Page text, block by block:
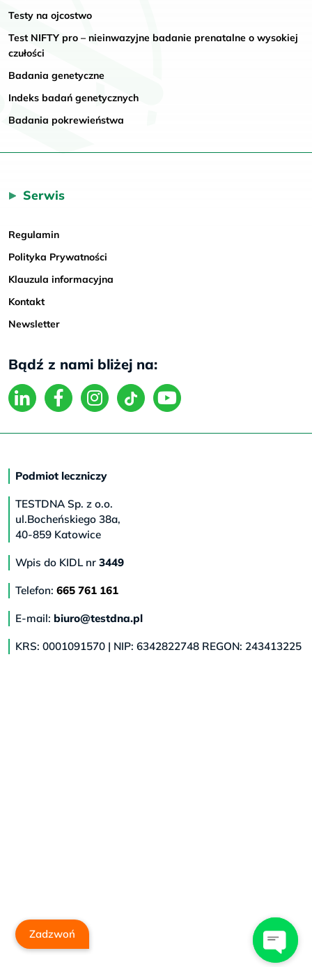
Testy na ojcostwo
Test NIFTY pro – nieinwazyjne badanie prenatalne o wysokiej
czułości
Badania genetyczne
Indeks badań genetycznych
Badania pokrewieństwa
Serwis
Regulamin
Polityka Prywatności
Klauzula informacyjna
Kontakt
Newsletter
Bądź z nami bliżej na:
Podmiot leczniczy
TESTDNA Sp. z o.o.
ul.Bocheńskiego 38a,
40-859 Katowice
Wpis do KIDL nr 3449
Telefon: 665 761 161
E-mail: biuro@testdna.pl
KRS: 0001091570 | NIP: 6342822748 REGON: 243413225
Zadzwoń